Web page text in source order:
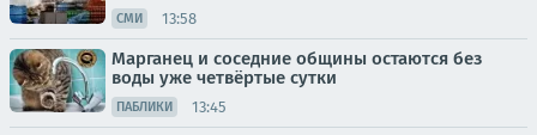
СМИ 13:58
Марганец и соседние общины остаются без
воды уже четвёртые сутки
ПАБЛИКИ 13:45